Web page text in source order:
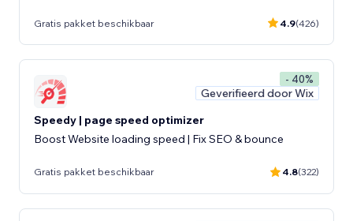
Gratis pakket beschikbaar 4.9(426)
- 40%
Geverifieerd door Wix
Speedy | page speed optimizer
Boost Website loading speed | Fix SEO & bounce
Gratis pakket beschikbaar 4.8(322)